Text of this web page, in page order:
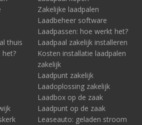
thuis
het?
Zakelijke laadpalen
Laadbeheer software
Laadpassen: hoe werkt het?
Laadpaal zakelijk installeren
Kosten installatie laadpalen
zakelijk
Laadpunt zakelijk
Laadoplossing zakelijk
Laadbox op de zaak
Laadpunt op de zaak
Leaseauto: geladen stroom